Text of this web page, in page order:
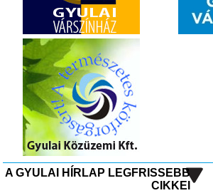
A GYULAI HÍRLAP LEGFRISSEBB
CIKKEI